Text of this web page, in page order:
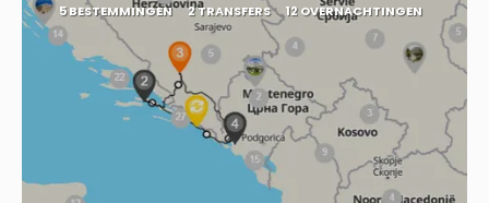
5 BESTEMMINGEN 2 TRANSFERS 12 OVERNACHTINGEN